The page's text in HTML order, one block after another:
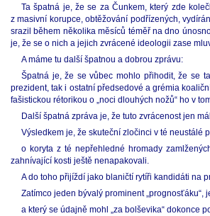
Ta špatná je, že se za Čunkem, který zde
z masivní korupce, obtěžování podřízených,
srazil během několika měsíců téměř na dno
je, že se o nich a jejich zvrácené ideologii zase
A máme tu další špatnou a dobrou zprávu:
Špatná je, že se vůbec mohlo přihodit, že se
prezident, tak i ostatní předsedové a grémia
fašistickou rétorikou o „noci dlouhých nožů“ ho v
Další špatná zpráva je, že tuto zvrácenost jen
Výsledkem je, že skuteční zločinci v té neustálé
o koryta z té nepřehledné hromady
zahnívající kosti ještě nenapakovali.
A do toho přijíždí jako blaničtí rytíři kandidáti na
Zatímco jeden bývalý prominent
a který se údajně mohl „za bolševika“ dokonce